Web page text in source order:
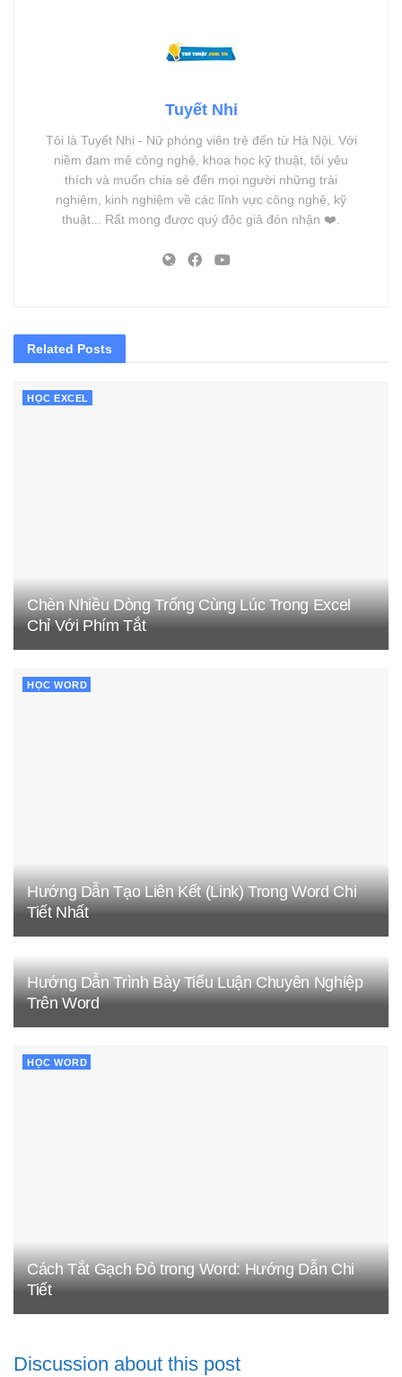
Tuyết Nhi
Tôi là Tuyết Nhi - Nữ phóng viên trẻ đến từ Hà Nội. Với
niềm đam mê công nghệ, khoa học kỹ thuật, tôi yêu
thích và muốn chia sẻ đến mọi người những trải
nghiệm, kinh nghiệm về các lĩnh vực công nghệ, kỹ
thuật... Rất mong được quý độc giả đón nhận ❤️.
Related Posts
HỌC EXCEL
Chèn Nhiều Dòng Trống Cùng Lúc Trong Excel
Chỉ Với Phím Tắt
HỌC WORD
Hướng Dẫn Tạo Liên Kết (Link) Trong Word Chi
Tiết Nhất
Hướng Dẫn Trình Bày Tiểu Luận Chuyên Nghiệp
Trên Word
HỌC WORD
Cách Tắt Gạch Đỏ trong Word: Hướng Dẫn Chi
Tiết
Discussion about this post